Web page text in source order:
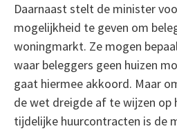
Daarnaast stelt de minister
mogelijkheid te geven om
woningmarkt. Ze mogen
waar beleggers geen huizen
gaat hiermee akkoord. Maar
de wet dreigde af te wijzen op
tijdelijke huurcontracten is de